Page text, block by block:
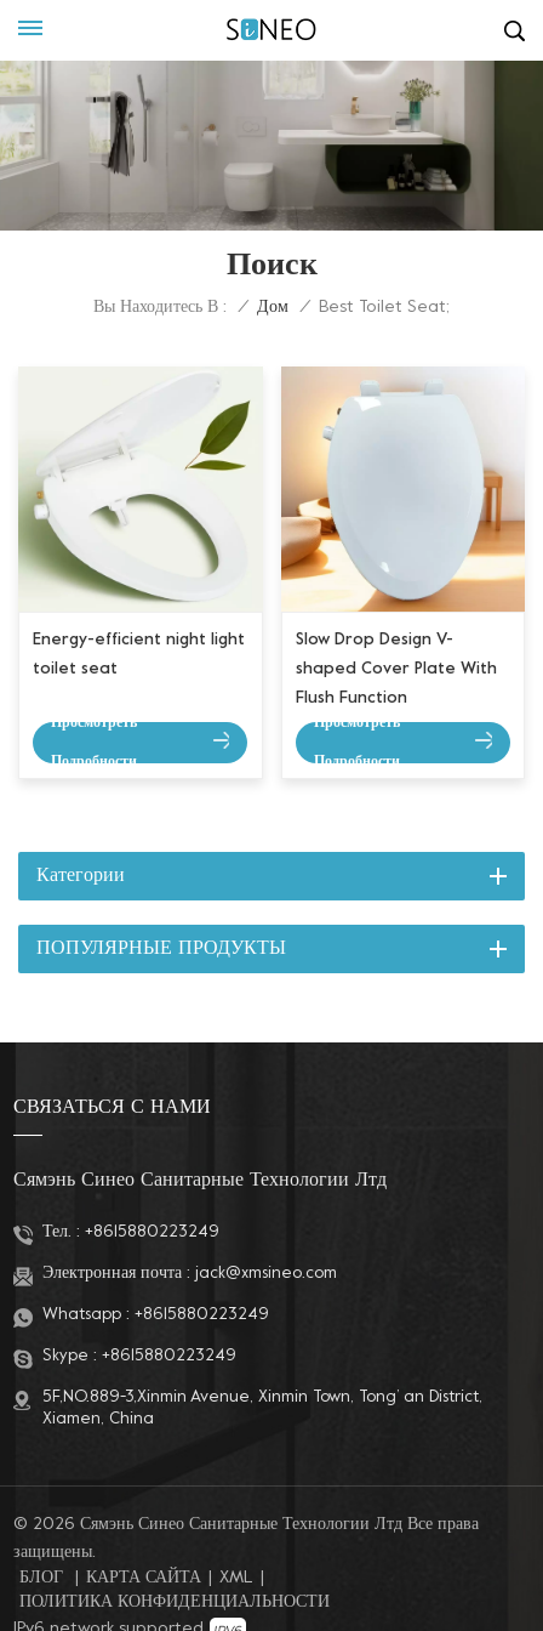
Поиск
Вы Находитесь В : / Дом / Best Toilet Seat;
Energy-efficient night light
toilet seat
Просмотреть
Подробности
Slow Drop Design V-
shaped Cover Plate With
Flush Function
Просмотреть
Подробности
Категории
ПОПУЛЯРНЫЕ ПРОДУКТЫ
СВЯЗАТЬСЯ С НАМИ
Сямэнь Синео Санитарные Технологии Лтд
Тел. : +8615880223249
Электронная почта : jack@xmsineo.com
Whatsapp : +8615880223249
Skype : +8615880223249
5F,NO.889-3,Xinmin Avenue, Xinmin Town, Tong’ an District,
Xiamen, China
© 2026 Сямэнь Синео Санитарные Технологии Лтд Все права
защищены.
БЛОГ
КАРТА САЙТА XML
ПОЛИТИКА КОНФИДЕНЦИАЛЬНОСТИ